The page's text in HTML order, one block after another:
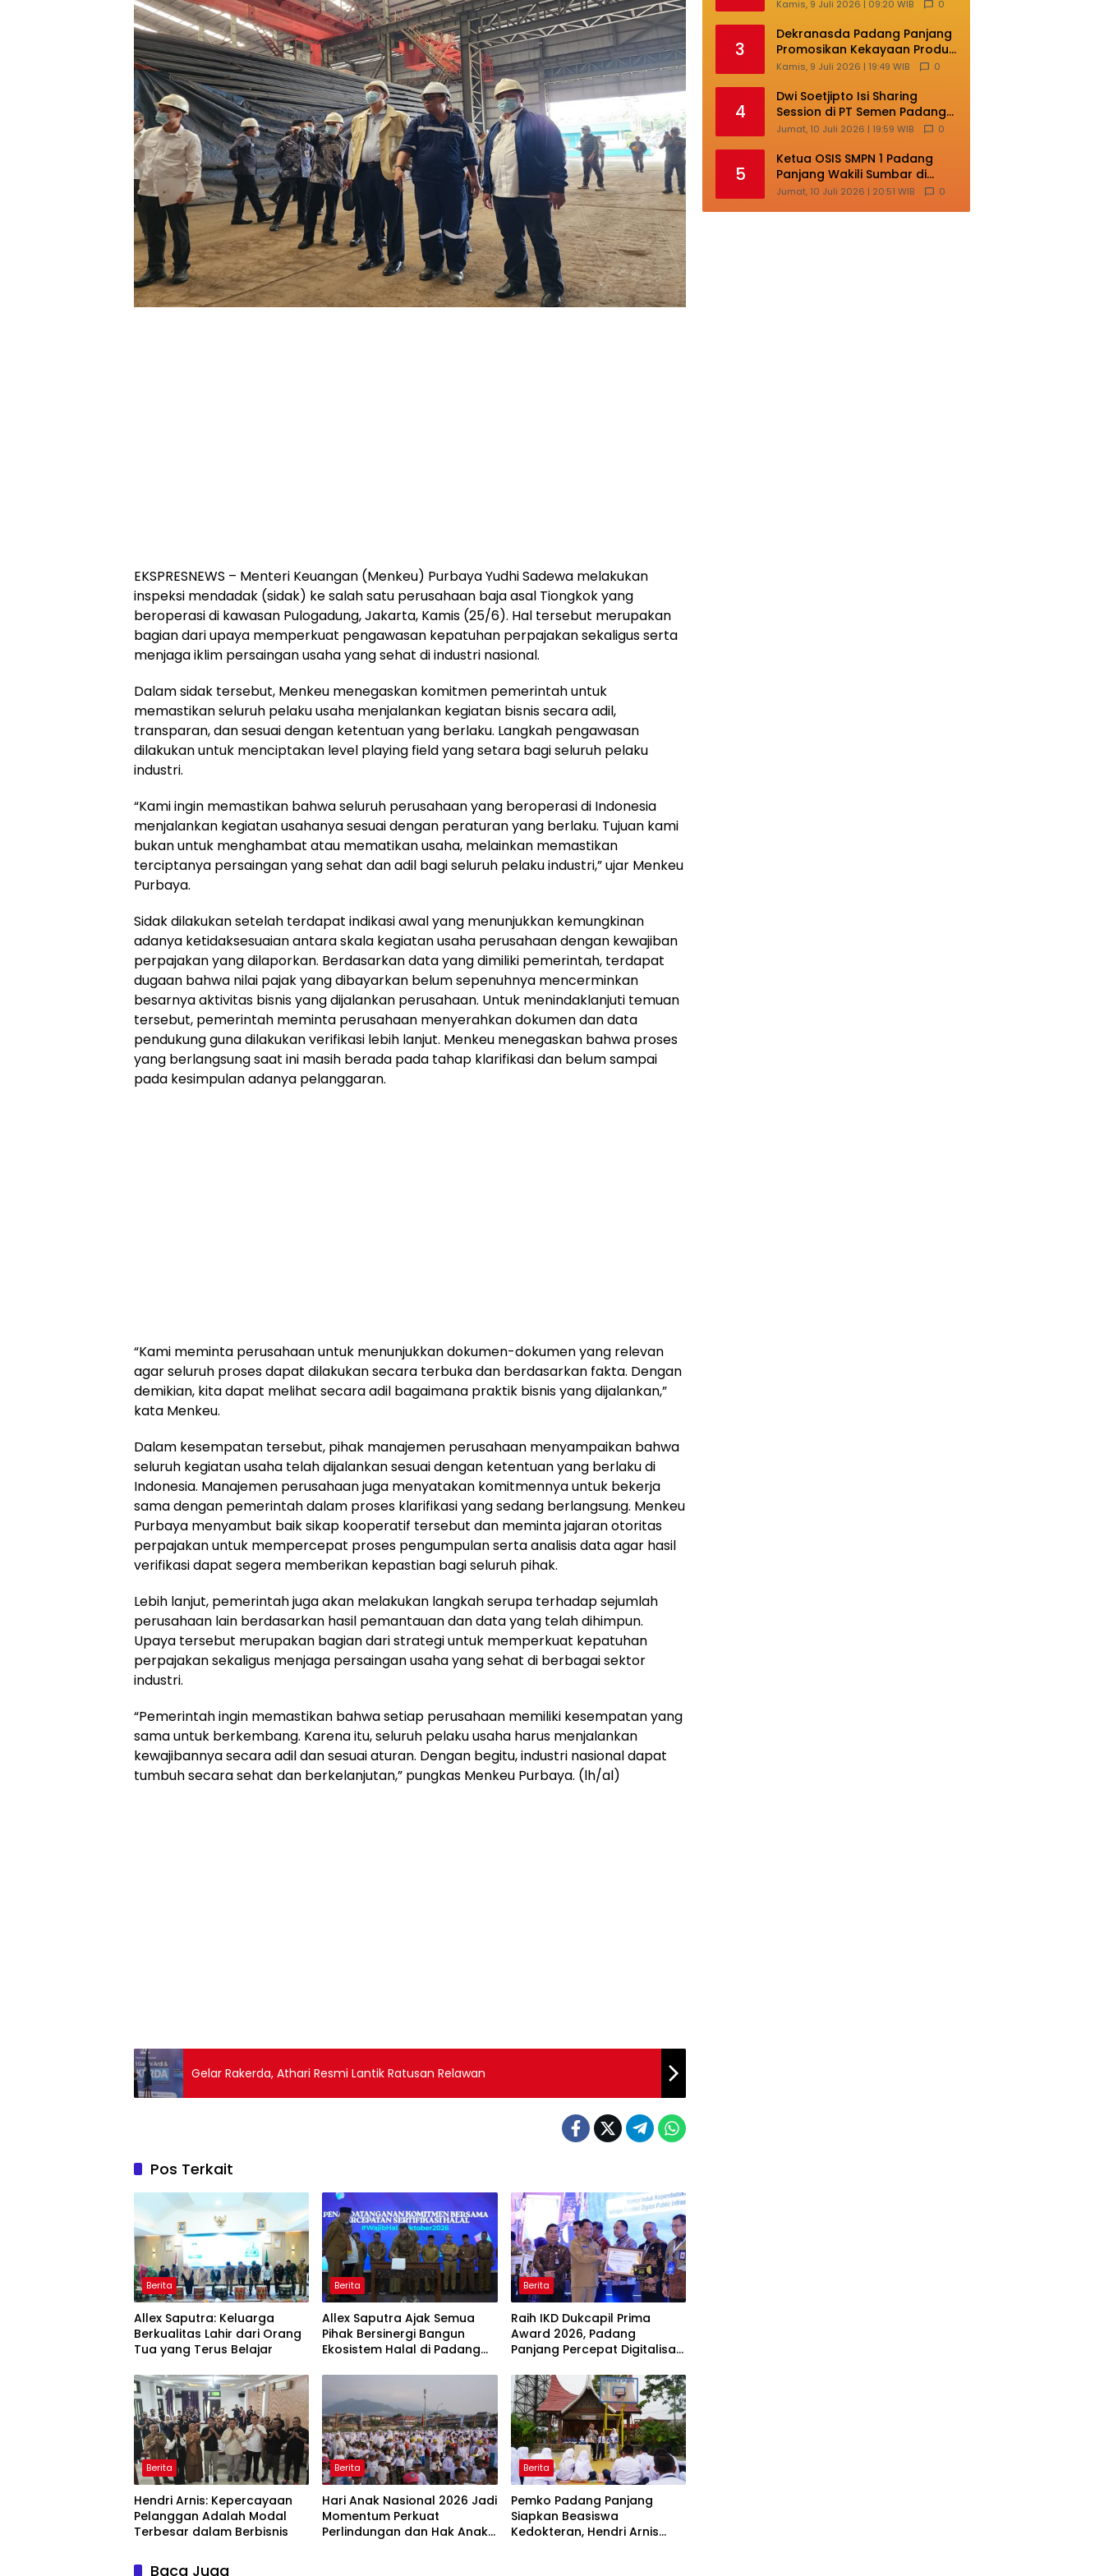
EKSPRESNEWS – Menteri Keuangan (Menkeu) Purbaya Yudhi Sadewa melakukan
inspeksi mendadak (sidak) ke salah satu perusahaan baja asal Tiongkok yang
beroperasi di kawasan Pulogadung, Jakarta, Kamis (25/6). Hal tersebut merupakan
bagian dari upaya memperkuat pengawasan kepatuhan perpajakan sekaligus serta
menjaga iklim persaingan usaha yang sehat di industri nasional.
Dalam sidak tersebut, Menkeu menegaskan komitmen pemerintah untuk
memastikan seluruh pelaku usaha menjalankan kegiatan bisnis secara adil,
transparan, dan sesuai dengan ketentuan yang berlaku. Langkah pengawasan
dilakukan untuk menciptakan level playing field yang setara bagi seluruh pelaku
industri.
“Kami ingin memastikan bahwa seluruh perusahaan yang beroperasi di Indonesia
menjalankan kegiatan usahanya sesuai dengan peraturan yang berlaku. Tujuan kami
bukan untuk menghambat atau mematikan usaha, melainkan memastikan
terciptanya persaingan yang sehat dan adil bagi seluruh pelaku industri,” ujar Menkeu
Purbaya.
Sidak dilakukan setelah terdapat indikasi awal yang menunjukkan kemungkinan
adanya ketidaksesuaian antara skala kegiatan usaha perusahaan dengan kewajiban
perpajakan yang dilaporkan. Berdasarkan data yang dimiliki pemerintah, terdapat
dugaan bahwa nilai pajak yang dibayarkan belum sepenuhnya mencerminkan
besarnya aktivitas bisnis yang dijalankan perusahaan. Untuk menindaklanjuti temuan
tersebut, pemerintah meminta perusahaan menyerahkan dokumen dan data
pendukung guna dilakukan verifikasi lebih lanjut. Menkeu menegaskan bahwa proses
yang berlangsung saat ini masih berada pada tahap klarifikasi dan belum sampai
pada kesimpulan adanya pelanggaran.
“Kami meminta perusahaan untuk menunjukkan dokumen-dokumen yang relevan
agar seluruh proses dapat dilakukan secara terbuka dan berdasarkan fakta. Dengan
demikian, kita dapat melihat secara adil bagaimana praktik bisnis yang dijalankan,”
kata Menkeu.
Dalam kesempatan tersebut, pihak manajemen perusahaan menyampaikan bahwa
seluruh kegiatan usaha telah dijalankan sesuai dengan ketentuan yang berlaku di
Indonesia. Manajemen perusahaan juga menyatakan komitmennya untuk bekerja
sama dengan pemerintah dalam proses klarifikasi yang sedang berlangsung. Menkeu
Purbaya menyambut baik sikap kooperatif tersebut dan meminta jajaran otoritas
perpajakan untuk mempercepat proses pengumpulan serta analisis data agar hasil
verifikasi dapat segera memberikan kepastian bagi seluruh pihak.
Lebih lanjut, pemerintah juga akan melakukan langkah serupa terhadap sejumlah
perusahaan lain berdasarkan hasil pemantauan dan data yang telah dihimpun.
Upaya tersebut merupakan bagian dari strategi untuk memperkuat kepatuhan
perpajakan sekaligus menjaga persaingan usaha yang sehat di berbagai sektor
industri.
“Pemerintah ingin memastikan bahwa setiap perusahaan memiliki kesempatan yang
sama untuk berkembang. Karena itu, seluruh pelaku usaha harus menjalankan
kewajibannya secara adil dan sesuai aturan. Dengan begitu, industri nasional dapat
tumbuh secara sehat dan berkelanjutan,” pungkas Menkeu Purbaya. (lh/al)
Gelar Rakerda, Athari Resmi Lantik Ratusan Relawan
Pos Terkait
Berita
Allex Saputra: Keluarga
Berkualitas Lahir dari Orang
Tua yang Terus Belajar
Berita
Allex Saputra Ajak Semua
Pihak Bersinergi Bangun
Ekosistem Halal di Padang
Berita
Raih IKD Dukcapil Prima
Award 2026, Padang
Panjang Percepat Digitalisasi
Berita
Hendri Arnis: Kepercayaan
Pelanggan Adalah Modal
Terbesar dalam Berbisnis
Berita
Hari Anak Nasional 2026 Jadi
Momentum Perkuat
Perlindungan dan Hak Anak
Berita
Pemko Padang Panjang
Siapkan Beasiswa
Kedokteran, Hendri Arnis
Baca Juga
Kehilangan Ruang
Berkembang
Kamis, 9 Juli 2026 | 09:20 WIB 0
3
Dekranasda Padang Panjang
Promosikan Kekayaan Produk
Lokal di Ajang Nasional
Kamis, 9 Juli 2026 | 19:49 WIB 0
4
Dwi Soetjipto Isi Sharing
Session di PT Semen Padang;
Perusahaan Dituntut Lakukan
Jumat, 10 Juli 2026 | 19:59 WIB 0
5
Ketua OSIS SMPN 1 Padang
Panjang Wakili Sumbar di
Ajang Nasional Bintang Sobat
Jumat, 10 Juli 2026 | 20:51 WIB 0